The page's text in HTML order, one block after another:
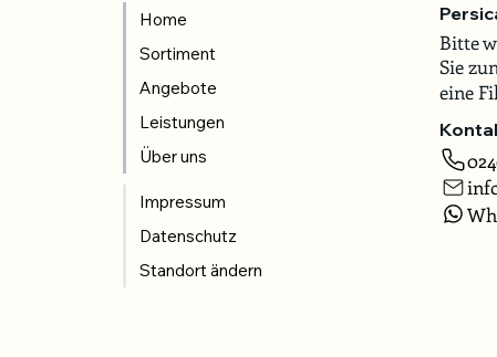
Home
Sortiment
Angebote
Leistungen
Über uns
Impressum
Datenschutz
Standort ändern
Bitte
Sie
eine